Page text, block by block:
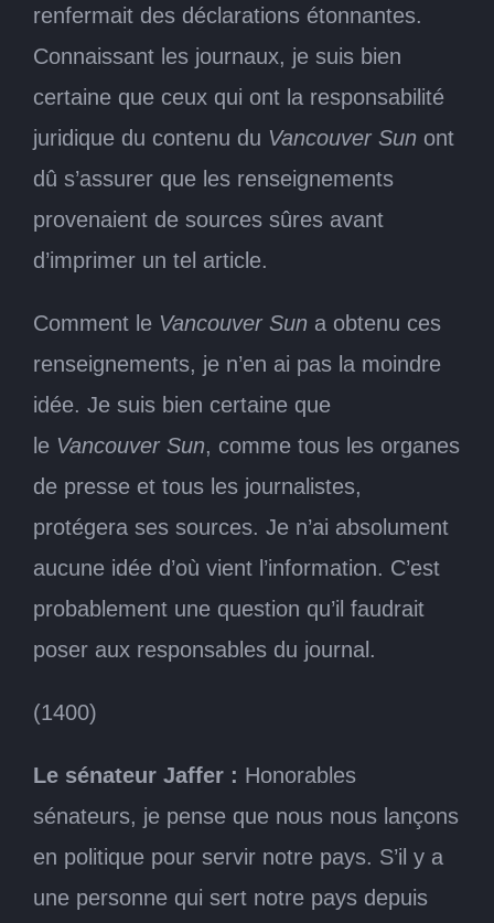
renfermait des déclarations étonnantes.
Connaissant les journaux, je suis bien
certaine que ceux qui ont la responsabilité
juridique du contenu du Vancouver Sun ont
dû s’assurer que les renseignements
provenaient de sources sûres avant
d’imprimer un tel article.
Comment le Vancouver Sun a obtenu ces
renseignements, je n’en ai pas la moindre
idée. Je suis bien certaine que
le Vancouver Sun, comme tous les organes
de presse et tous les journalistes,
protégera ses sources. Je n’ai absolument
aucune idée d’où vient l’information. C’est
probablement une question qu’il faudrait
poser aux responsables du journal.
(1400)
Le sénateur Jaffer : Honorables
sénateurs, je pense que nous nous lançons
en politique pour servir notre pays. S’il y a
une personne qui sert notre pays depuis